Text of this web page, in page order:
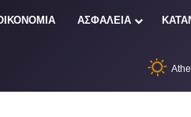
ΑΣΦΑΛΕΙΑ